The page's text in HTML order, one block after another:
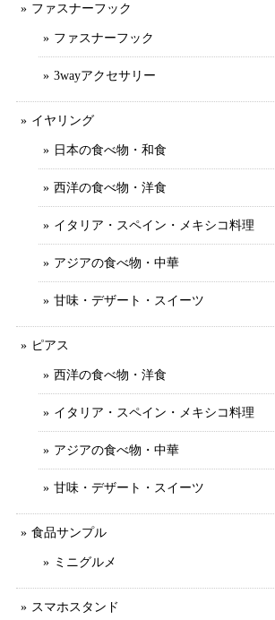
ファスナーフック
ファスナーフック
3wayアクセサリー
イヤリング
日本の食べ物・和食
西洋の食べ物・洋食
イタリア・スペイン・メキシコ料理
アジアの食べ物・中華
甘味・デザート・スイーツ
ピアス
西洋の食べ物・洋食
イタリア・スペイン・メキシコ料理
アジアの食べ物・中華
甘味・デザート・スイーツ
食品サンプル
ミニグルメ
スマホスタンド